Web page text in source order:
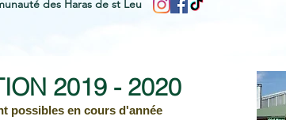
des Haras de st Leu
2019 - 2020
possibles en cours d'année